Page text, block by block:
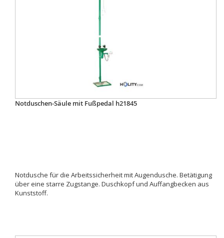
Notduschen-Säule mit Fußpedal h21845
Notdusche für die Arbeitssicherheit mit Augendusche. Betätigung
über eine starre Zugstange. Duschkopf und Auffangbecken aus
Kunststoff.